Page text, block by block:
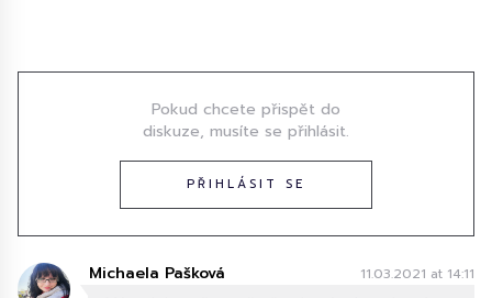
Pokud chcete přispět do
diskuze, musíte se přihlásit.
PŘIHLÁSIT SE
Michaela Pašková 11.03.2021 at 14:11